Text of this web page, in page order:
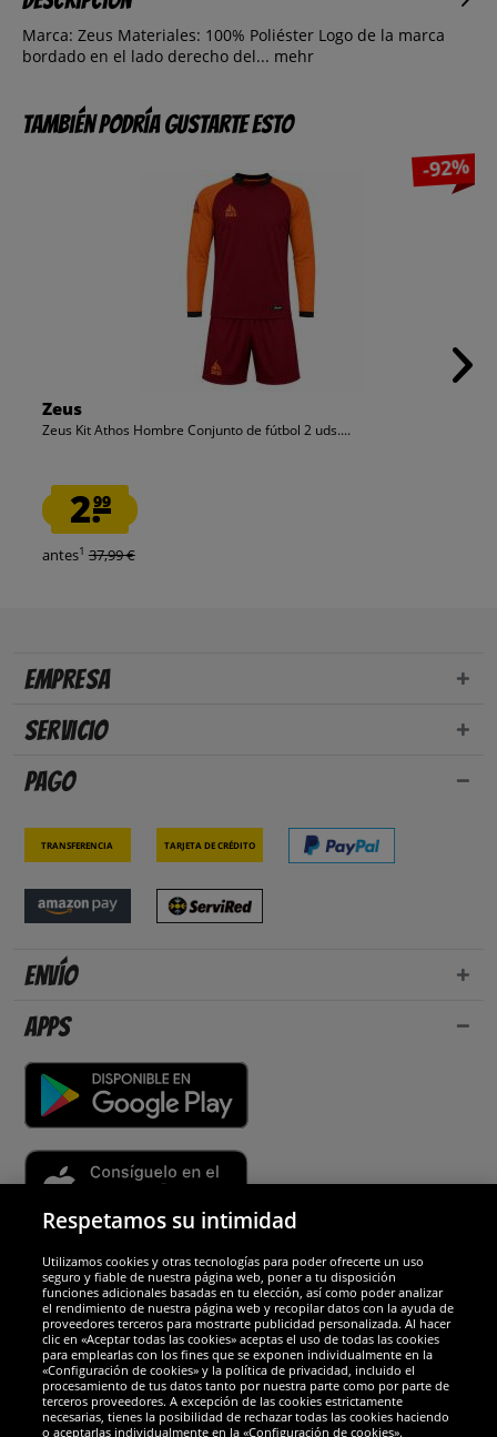
Marca: Zeus Materiales: 100% Poliéster Logo de la marca
bordado en el lado derecho del... mehr
También podría gustarte esto
-92%
Zeus
Zeus Kit Athos Hombre Conjunto de fútbol 2 uds....
2.99
antes1 37,99 €
Empresa
Servicio
Pago
Transferencia Tarjeta de crédito
Envío
Apps
Socios y seguridad
Galardones
Respetamos su intimidad
Utilizamos cookies y otras tecnologías para poder ofrecerte un uso
seguro y fiable de nuestra página web, poner a tu disposición
funciones adicionales basadas en tu elección, así como poder analizar
el rendimiento de nuestra página web y recopilar datos con la ayuda de
proveedores terceros para mostrarte publicidad personalizada. Al hacer
clic en «Aceptar todas las cookies» aceptas el uso de todas las cookies
para emplearlas con los fines que se exponen individualmente en la
«Configuración de cookies» y la política de privacidad, incluido el
procesamiento de tus datos tanto por nuestra parte como por parte de
terceros proveedores. A excepción de las cookies estrictamente
necesarias, tienes la posibilidad de rechazar todas las cookies haciendo
o aceptarlas individualmente en la «Configuración de cookies».